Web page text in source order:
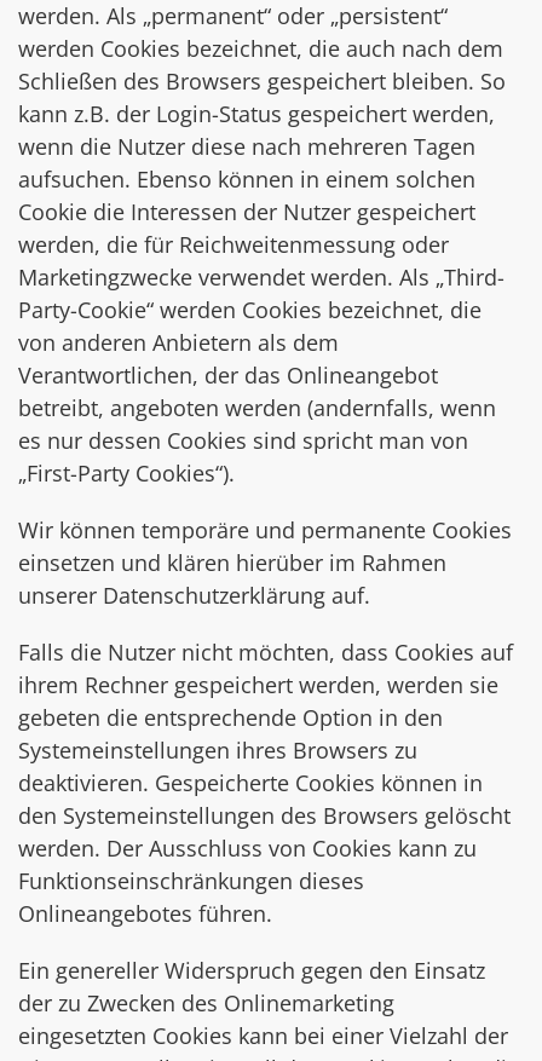
werden. Als „permanent“ oder „persistent“
werden Cookies bezeichnet, die auch nach dem
Schließen des Browsers gespeichert bleiben. So
kann z.B. der Login-Status gespeichert werden,
wenn die Nutzer diese nach mehreren Tagen
aufsuchen. Ebenso können in einem solchen
Cookie die Interessen der Nutzer gespeichert
werden, die für Reichweitenmessung oder
Marketingzwecke verwendet werden. Als „Third-
Party-Cookie“ werden Cookies bezeichnet, die
von anderen Anbietern als dem
Verantwortlichen, der das Onlineangebot
betreibt, angeboten werden (andernfalls, wenn
es nur dessen Cookies sind spricht man von
„First-Party Cookies“).
Wir können temporäre und permanente Cookies
einsetzen und klären hierüber im Rahmen
unserer Datenschutzerklärung auf.
Falls die Nutzer nicht möchten, dass Cookies auf
ihrem Rechner gespeichert werden, werden sie
gebeten die entsprechende Option in den
Systemeinstellungen ihres Browsers zu
deaktivieren. Gespeicherte Cookies können in
den Systemeinstellungen des Browsers gelöscht
werden. Der Ausschluss von Cookies kann zu
Funktionseinschränkungen dieses
Onlineangebotes führen.
Ein genereller Widerspruch gegen den Einsatz
der zu Zwecken des Onlinemarketing
eingesetzten Cookies kann bei einer Vielzahl der